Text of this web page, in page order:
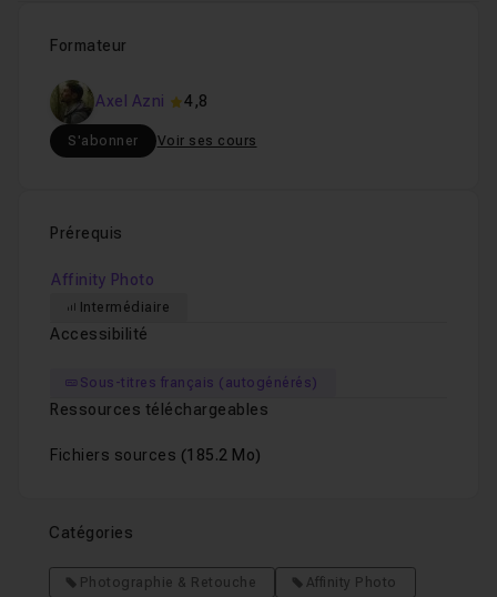
Formateur
Axel Azni 4,8
S'abonner Voir ses cours
Prérequis
Affinity Photo
Intermédiaire
Accessibilité
Sous-titres français (autogénérés)
Ressources téléchargeables
Fichiers sources (185.2 Mo)
Catégories
Photographie & Retouche
Affinity Photo